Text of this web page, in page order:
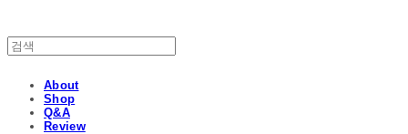
About
Shop
Q&A
Review